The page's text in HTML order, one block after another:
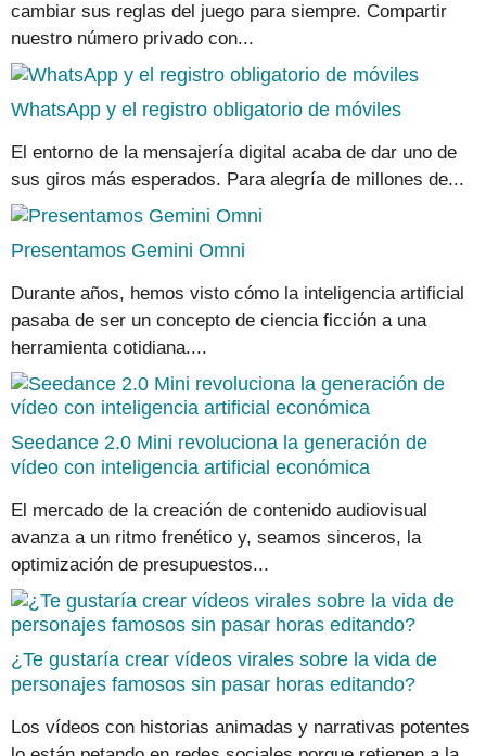
cambiar sus reglas del juego para siempre. Compartir
nuestro número privado con...
WhatsApp y el registro obligatorio de móviles
El entorno de la mensajería digital acaba de dar uno de
sus giros más esperados. Para alegría de millones de...
Presentamos Gemini Omni
Durante años, hemos visto cómo la inteligencia artificial
pasaba de ser un concepto de ciencia ficción a una
herramienta cotidiana....
Seedance 2.0 Mini revoluciona la generación de
vídeo con inteligencia artificial económica
El mercado de la creación de contenido audiovisual
avanza a un ritmo frenético y, seamos sinceros, la
optimización de presupuestos...
¿Te gustaría crear vídeos virales sobre la vida de
personajes famosos sin pasar horas editando?
Los vídeos con historias animadas y narrativas potentes